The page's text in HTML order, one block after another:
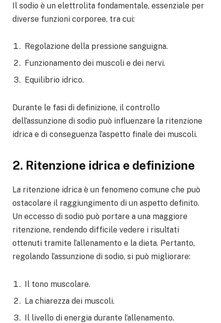
Il sodio è un elettrolita fondamentale, essenziale per
diverse funzioni corporee, tra cui:
Regolazione della pressione sanguigna.
Funzionamento dei muscoli e dei nervi.
Equilibrio idrico.
Durante le fasi di definizione, il controllo
dell’assunzione di sodio può influenzare la ritenzione
idrica e di conseguenza l’aspetto finale dei muscoli.
2. Ritenzione idrica e definizione
La ritenzione idrica è un fenomeno comune che può
ostacolare il raggiungimento di un aspetto definito.
Un eccesso di sodio può portare a una maggiore
ritenzione, rendendo difficile vedere i risultati
ottenuti tramite l’allenamento e la dieta. Pertanto,
regolando l’assunzione di sodio, si può migliorare:
Il tono muscolare.
La chiarezza dei muscoli.
Il livello di energia durante l’allenamento.